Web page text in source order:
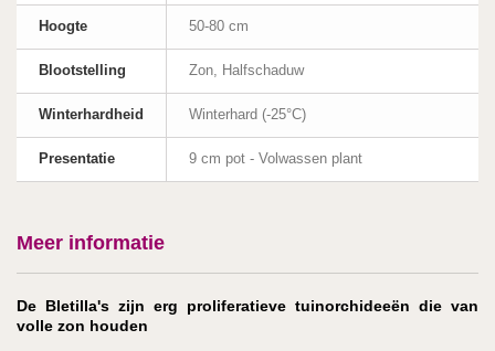
Hoogte 50-80 cm
Blootstelling Zon, Halfschaduw
Winterhardheid Winterhard (-25°C)
Presentatie 9 cm pot - Volwassen plant
Meer informatie
De Bletilla's zijn erg proliferatieve tuinorchideeën die van
volle zon houden